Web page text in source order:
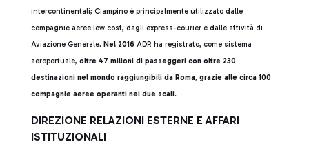
intercontinentali; Ciampino è principalmente utilizzato dalle
compagnie aeree low cost, dagli express-courier e dalle attività di
Aviazione Generale. Nel 2016 ADR ha registrato, come sistema
aeroportuale, oltre 47 milioni di passeggeri con oltre 230
destinazioni nel mondo raggiungibili da Roma, grazie alle circa 100
compagnie aeree operanti nei due scali.
DIREZIONE RELAZIONI ESTERNE E AFFARI
ISTITUZIONALI